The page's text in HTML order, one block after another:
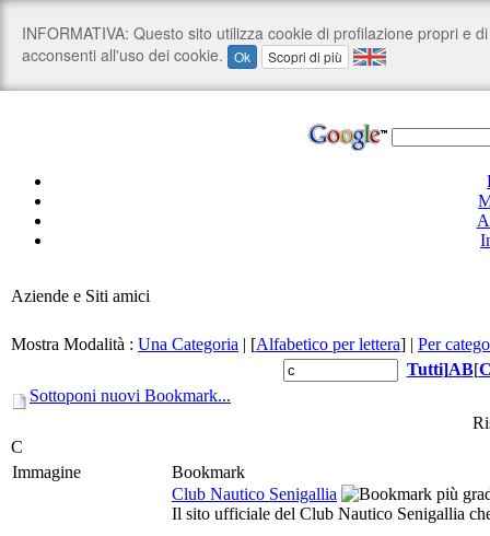
Aziende e Siti amici
Mostra Modalità : Una Categoria | [Alfabetico per lettera] | Per
Tutti]AB[
Sottoponi nuovi Bookmark...
C
Immagine
Bookmark
Club Nautico Senigallia
Il sito ufficiale del Club Nautico Senigallia